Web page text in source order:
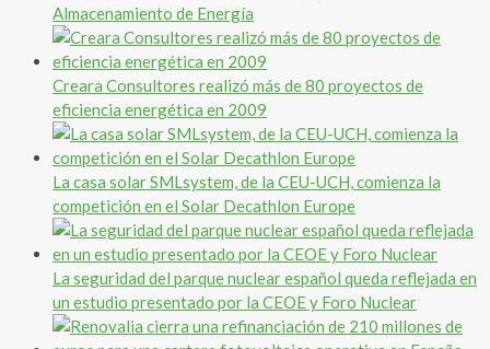
Almacenamiento de Energía
Creara Consultores realizó más de 80 proyectos de
eficiencia energética en 2009
La casa solar SMLsystem, de la CEU-UCH, comienza la
competición en el Solar Decathlon Europe
La seguridad del parque nuclear español queda reflejada en
un estudio presentado por la CEOE y Foro Nuclear